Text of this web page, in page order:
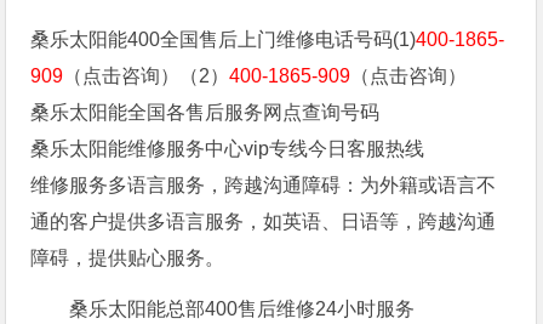
桑乐太阳能400全国售后上门维修电话号码(1)400-1865-
909 （点击咨询）（2）400-1865-909 （点击咨询）
桑乐太阳能全国各售后服务网点查询号码
桑乐太阳能维修服务中心vip专线今日客服热线
维修服务多语言服务，跨越沟通障碍：为外籍或语言不
通的客户提供多语言服务，如英语、日语等，跨越沟通
障碍，提供贴心服务。
桑乐太阳能总部400售后维修24小时服务